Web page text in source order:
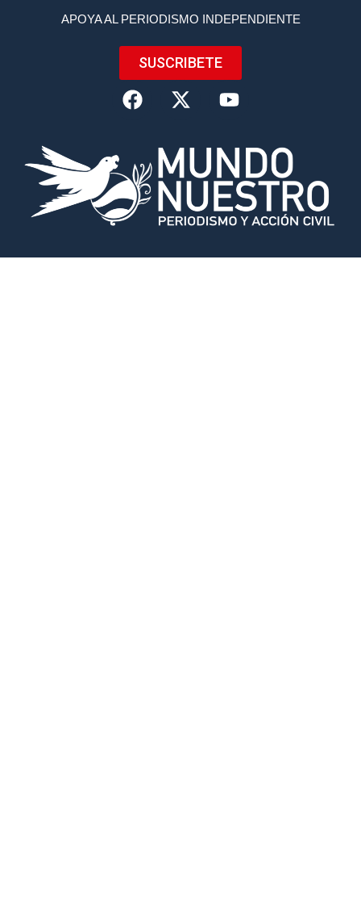
APOYA AL PERIODISMO INDEPENDIENTE
SUSCRIBETE